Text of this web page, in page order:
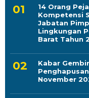
14 Orang
Kompetensi
Jabatan
Lingkungan
Barat Tahun
Kabar
November